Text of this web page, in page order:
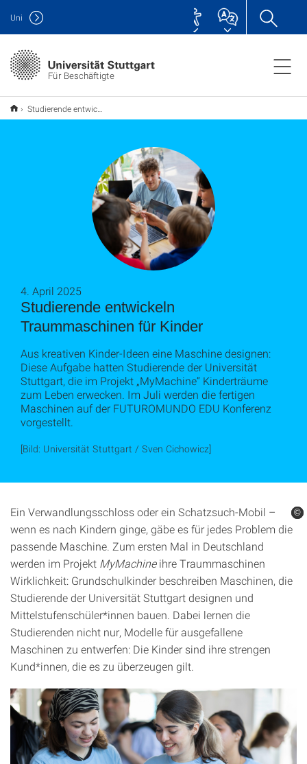
Für Beschäftigte
Uni
Studierende entwickeln Traummaschinen für Kinder
Studierende entwickeln
Traummaschinen für Kinder
4. April 2025
Aus kreativen Kinder-Ideen eine Maschine designen:
Diese Aufgabe hatten Studierende der Universität
Stuttgart, die im Projekt „MyMachine“ Kinderträume
zum Leben erwecken. Im Juli werden die fertigen
Maschinen auf der FUTUROMUNDO EDU Konferenz
vorgestellt.
[Bild: Universität Stuttgart / Sven Cichowicz]
Ein Verwandlungsschloss oder ein Schatzsuch-Mobil –
wenn es nach Kindern ginge, gäbe es für jedes Problem die
passende Maschine. Zum ersten Mal in Deutschland
werden im Projekt MyMachineihre Traummaschinen
Wirklichkeit: Grundschulkinder beschreiben Maschinen, die
Studierende der Universität Stuttgart designen und
Mittelstufenschüler*innen bauen. Dabei lernen die
Studierenden nicht nur, Modelle für ausgefallene
Maschinen zu entwerfen: Die Kinder sind ihre strengen
Kund*innen, die es zu überzeugen gilt.
©
©
©